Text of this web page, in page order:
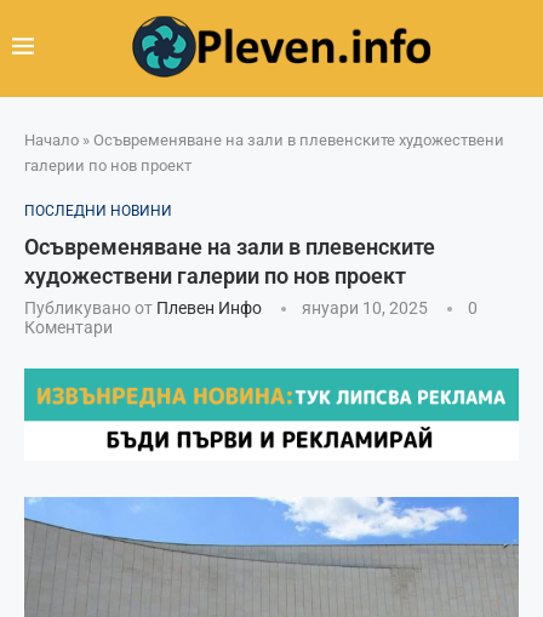
Начало » Осъвременяване на зали в плевенските художествени
галерии по нов проект
ПОСЛЕДНИ НОВИНИ
Осъвременяване на зали в плевенските
художествени галерии по нов проект
Публикувано от Плевен Инфо януари 10, 2025
0
Коментари